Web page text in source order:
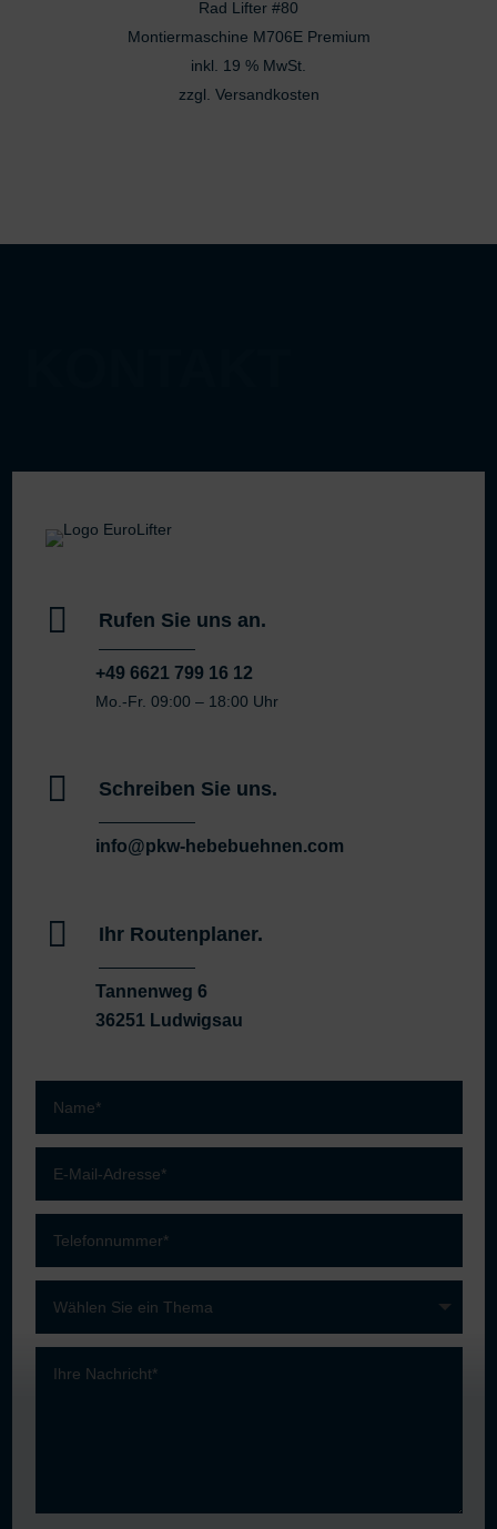
3.315 €
Rad Lifter #80
Montiermaschine M706E Premium
inkl. 19 % MwSt.
zzgl. Versandkosten
 Rufen Sie uns an.
+49 6621 799 16 12
Mo.-Fr. 09:00 – 18:00 Uhr
 Schreiben Sie uns.
info@pkw-hebebuehnen.com
 Ihr Routenplaner.
Tannenweg 6
36251 Ludwigsau